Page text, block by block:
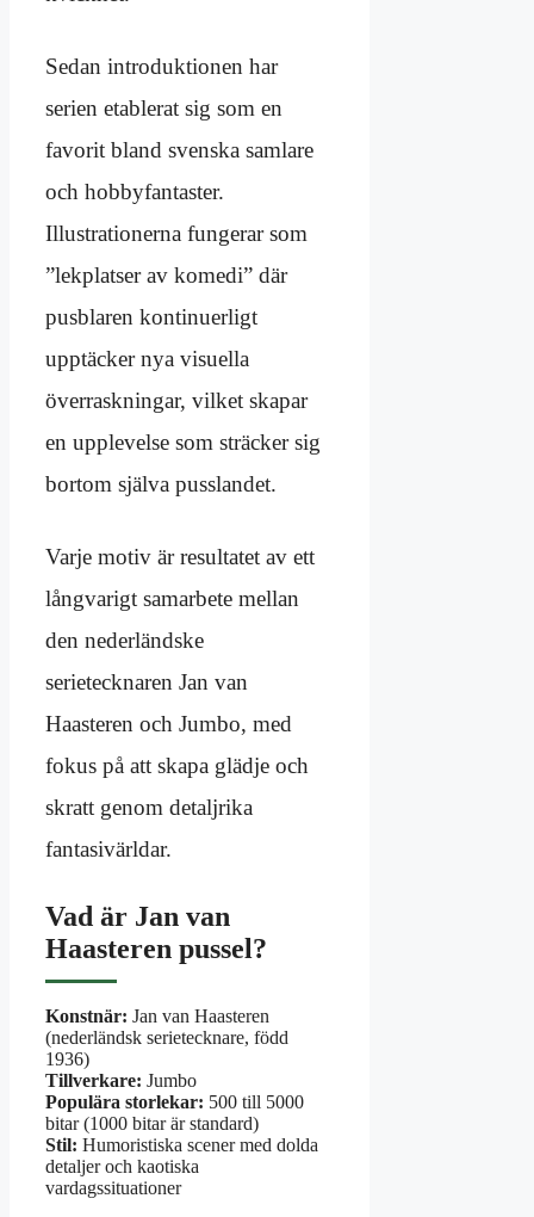
Sedan introduktionen har
serien etablerat sig som en
favorit bland svenska samlare
och hobbyfantaster.
Illustrationerna fungerar som
”lekplatser av komedi” där
pusblaren kontinuerligt
upptäcker nya visuella
överraskningar, vilket skapar
en upplevelse som sträcker sig
bortom själva pusslandet.
Varje motiv är resultatet av ett
långvarigt samarbete mellan
den nederländske
serietecknaren Jan van
Haasteren och Jumbo, med
fokus på att skapa glädje och
skratt genom detaljrika
fantasivärldar.
Vad är Jan van
Haasteren pussel?
Konstnär: Jan van Haasteren
(nederländsk serietecknare, född
1936)
Tillverkare: Jumbo
Populära storlekar: 500 till 5000
bitar (1000 bitar är standard)
Stil: Humoristiska scener med dolda
detaljer och kaotiska
vardagssituationer